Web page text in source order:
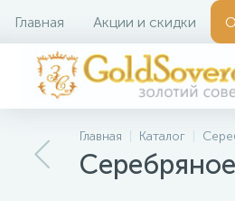
Главная Акции и скидки
Главная Каталог